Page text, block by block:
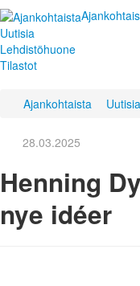
Uutisia
Lehdistöhuone
Tilastot
Ajankohtaista Uutisia
28.03.2025
Henning
nye idéer